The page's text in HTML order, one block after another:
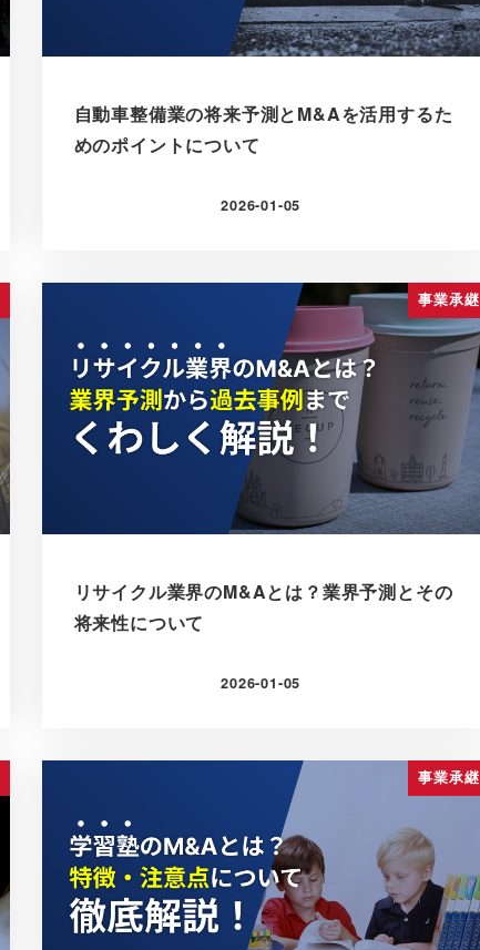
自動車整備業の将来予測とM&Aを活用するた
めのポイントについて
更新日
2026-01-05
事業承継
リサイクル業界のM&Aとは？業界予測とその
将来性について
更新日
2026-01-05
事業承継